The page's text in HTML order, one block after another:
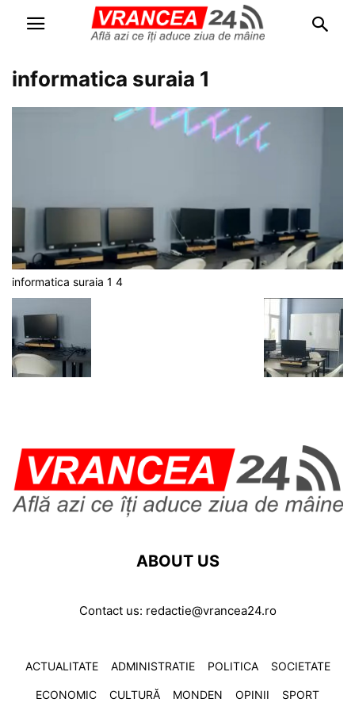
informatica suraia 1
informatica suraia 1 4
ABOUT US
Contact us: redactie@vrancea24.ro
ACTUALITATE ADMINISTRATIE POLITICA SOCIETATE
ECONOMIC CULTURĂ MONDEN OPINII SPORT